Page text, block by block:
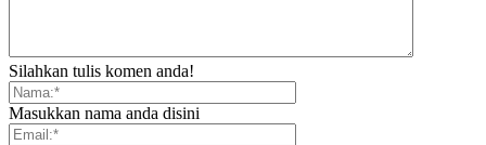
Silahkan tulis komen anda!
Masukkan nama anda disini